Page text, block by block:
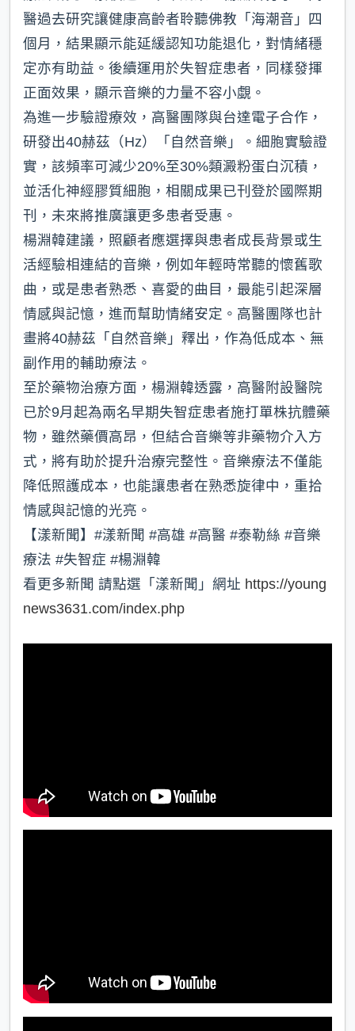
醫過去研究讓健康高齡者聆聽佛教「海潮音」四
個月，結果顯示能延緩認知功能退化，對情緒穩
定亦有助益。後續運用於失智症患者，同樣發揮
正面效果，顯示音樂的力量不容小覷。
為進一步驗證療效，高醫團隊與台達電子合作，
研發出40赫茲（Hz）「自然音樂」。細胞實驗證
實，該頻率可減少20%至30%類澱粉蛋白沉積，
並活化神經膠質細胞，相關成果已刊登於國際期
刊，未來將推廣讓更多患者受惠。
楊淵韓建議，照顧者應選擇與患者成長背景或生
活經驗相連結的音樂，例如年輕時常聽的懷舊歌
曲，或是患者熟悉、喜愛的曲目，最能引起深層
情感與記憶，進而幫助情緒安定。高醫團隊也計
畫將40赫茲「自然音樂」釋出，作為低成本、無
副作用的輔助療法。
至於藥物治療方面，楊淵韓透露，高醫附設醫院
已於9月起為兩名早期失智症患者施打單株抗體藥
物，雖然藥價高昂，但結合音樂等非藥物介入方
式，將有助於提升治療完整性。音樂療法不僅能
降低照護成本，也能讓患者在熟悉旋律中，重拾
情感與記憶的光亮。
【漾新聞】#漾新聞 #高雄 #高醫 #泰勒絲 #音樂
療法 #失智症 #楊淵韓
看更多新聞 請點選「漾新聞」網址 https://young
news3631.com/index.php